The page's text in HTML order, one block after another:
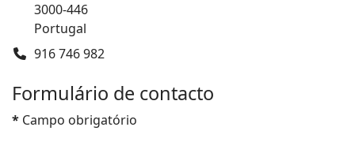
3000-446
Portugal
Telefone
916 746 982
Formulário de contacto
* Campo obrigatório